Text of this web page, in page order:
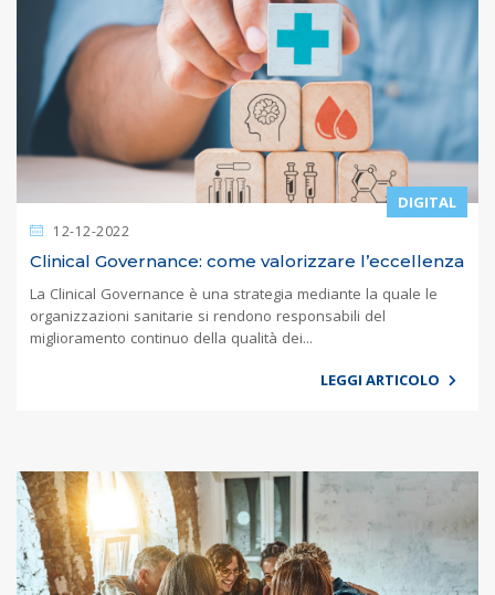
DIGITAL
12-12-2022
Clinical Governance: come valorizzare l’eccellenza
La Clinical Governance è una strategia mediante la quale le
organizzazioni sanitarie si rendono responsabili del
miglioramento continuo della qualità dei...
LEGGI ARTICOLO